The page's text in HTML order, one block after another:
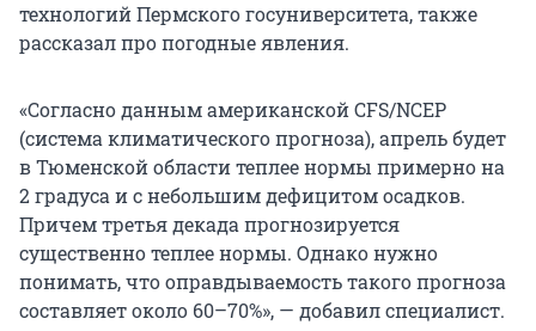
технологий Пермского госуниверситета, также
рассказал про погодные явления.
«Согласно данным американской CFS/NCEP
(система климатического прогноза), апрель будет
в Тюменской области теплее нормы примерно на
2 градуса и с небольшим дефицитом осадков.
Причем третья декада прогнозируется
существенно теплее нормы. Однако нужно
понимать, что оправдываемость такого прогноза
составляет около 60–70%», — добавил специалист.